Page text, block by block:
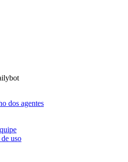
dos agentes
uso